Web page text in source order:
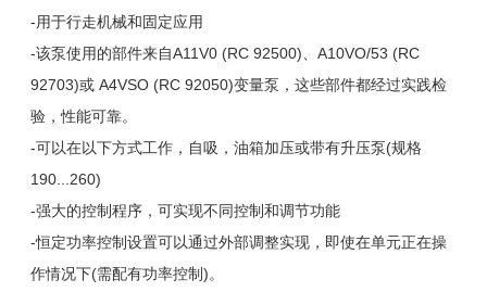
-用于行走机械和固定应用
-该泵使用的部件来自A11V0 (RC 92500)、A10VO/53 (RC
92703)或 A4VSO (RC 92050)变量泵，这些部件都经过实践检
验，性能可靠。
-可以在以下方式工作，自吸，油箱加压或带有升压泵(规格
190...260)
-强大的控制程序，可实现不同控制和调节功能
-恒定功率控制设置可以通过外部调整实现，即使在单元正在操
作情况下(需配有功率控制)。